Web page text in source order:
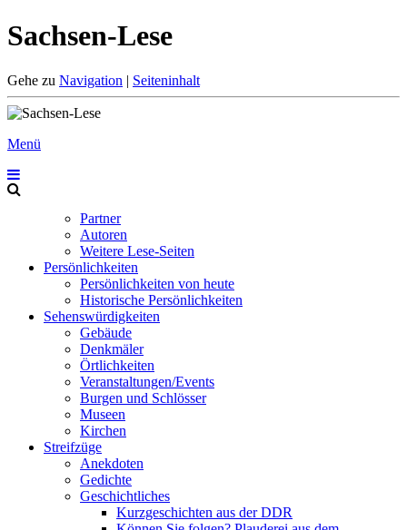
Sachsen-Lese
Gehe zu Navigation | Seiteninhalt
Menü
Partner
Autoren
Weitere Lese-Seiten
Persönlichkeiten
Persönlichkeiten von heute
Historische Persönlichkeiten
Sehenswürdigkeiten
Gebäude
Denkmäler
Örtlichkeiten
Veranstaltungen/Events
Burgen und Schlösser
Museen
Kirchen
Streifzüge
Anekdoten
Gedichte
Geschichtliches
Kurzgeschichten aus der DDR